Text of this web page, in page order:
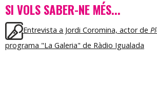
SI VOLS SABER-NE MÉS...
Entrevista a Jordi Coromina, actor de
programa "La Galeria" de Ràdio Igualada